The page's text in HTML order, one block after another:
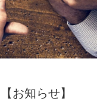
【お知らせ】